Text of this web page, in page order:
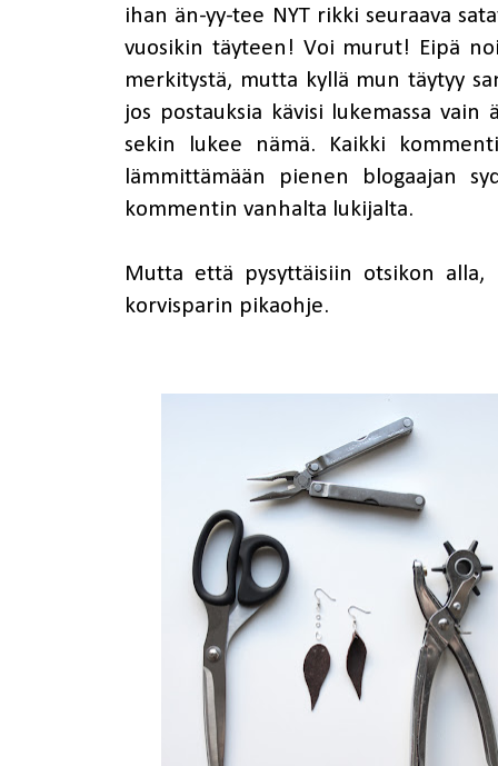
ihan än-yy-tee NYT rikki seuraava
vuosikin täyteen! Voi murut! Eipä
merkitystä, mutta kyllä mun täytyy
jos postauksia kävisi lukemassa
sekin lukee nämä. Kaikki
lämmittämään pienen blogaajan
kommentin vanhalta lukijalta.
Mutta että pysyttäisiin otsikon
korvisparin pikaohje.